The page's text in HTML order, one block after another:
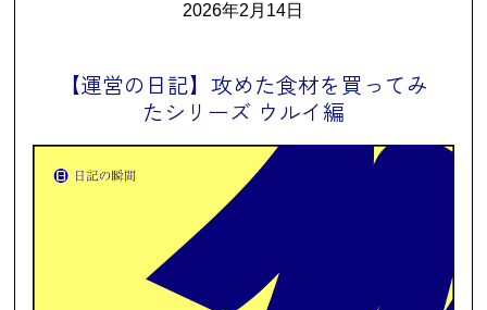
2026年2月14日
【運営の日記】攻めた食材を買ってみ
たシリーズ ウルイ編